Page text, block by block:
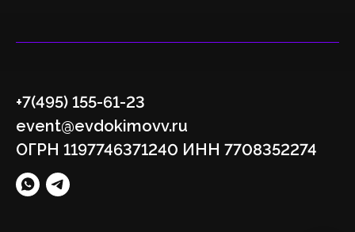
+7(495) 155-61-23
event@evdokimovv.ru
ОГРН 1197746371240 ИНН 7708352274